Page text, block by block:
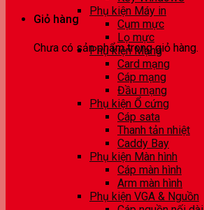
Giỏ hàng
Chưa có sản phẩm trong giỏ hàng.
Phụ kiện Máy in
Cụm mực
Lọ mực
Phụ kiện Mạng
Card mạng
Cáp mạng
Đầu mạng
Phụ kiện Ổ cứng
Cáp sata
Thanh tản nhiệt
Caddy Bay
Phụ kiện Màn hình
Cáp màn hình
Arm màn hình
Phụ kiện VGA & Nguồn